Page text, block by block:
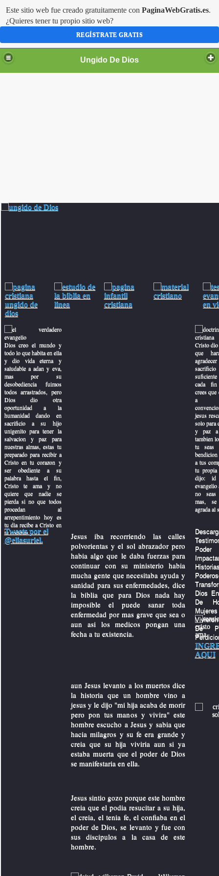
Ungido De Dios
Dios creo el mundo y
todo lo que habita en ella
y dio vida eterna y
saludable a adan y eva,
mas por su
desobediencia fuimos
todos arrastrados, pero
Dios dio otra
oportunidad a la
humanidad dando en
sacrificio a su hijo
unigenito para tener la
salvacion y paz para
nuestras almas, estas tu
preparado para recibir a
Cristo en tu corazon y
ser obediente a su
palabra hasta el fin,
Cristo te ama y no
quiere que nadie se
pierda si no que todos
procedan al
arrepentimiento hoy es
tu dia recibe a Cristo en
tu corazon.
Cristo
que
cada fin
crees
a
jesus
solo para
y paz a
tambien
tu seas
a tus
tu propia
dijo: id
evangelio
no
mas,
agrada al
Tweets por el
@eliasuriel.
Jesus iba recorriendo las calles
polvorientas y el sol abrazador pero
habia algo que le daba fuerzas para
continuar con su ministerio habia
mucha gente que necesitaba ayuda y
sanidad para sus enfermedades, dice
la biblia que para Dios nada hay
imposible el puede sanar toda
enfermedad por mas grave que sea o
aun asi los medicos pongan una
fecha a tu existencia.
aun Jesus levanto a los muertos dice
la historia que un hombre vino a
jesus y le dijo "mi hija acaba de morir
pero pon tus manos y vivira" este
hombre escucho a Jesus y sabia que
hacia milagros y su fe era grande y
creia que su hija viviria aun si ya
estaba muerta que el poder de Dios
se manifestaria en ella.
Jesus sintio gozo porque este hombre
creia que el podia resucitar a su hija,
el creia, el tenia fe, el confiaba en el
poder de Dios, se levanto y fue con
sus discipulos a la casa de este
hombre.
Dios
De
De
AQUI
de peru
triciclo
Este sitio web fue creado gratuitamente con PaginaWebGratis.es.
¿Quieres tener tu propio sitio web?
REGÍSTRATE GRATIS